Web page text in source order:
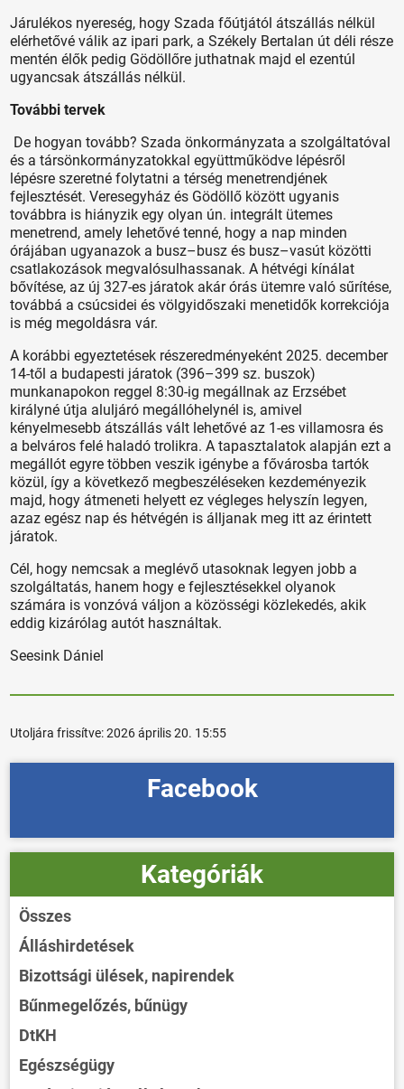
Járulékos nyereség, hogy Szada főútjától átszállás nélkül
elérhetővé válik az ipari park, a Székely Bertalan út déli része
mentén élők pedig Gödöllőre juthatnak majd el ezentúl
ugyancsak átszállás nélkül.
További tervek
De hogyan tovább? Szada önkormányzata a szolgáltatóval
és a társönkormányzatokkal együttműködve lépésről
lépésre szeretné folytatni a térség menetrendjének
fejlesztését. Veresegyház és Gödöllő között ugyanis
továbbra is hiányzik egy olyan ún. integrált ütemes
menetrend, amely lehetővé tenné, hogy a nap minden
órájában ugyanazok a busz–busz és busz–vasút közötti
csatlakozások megvalósulhassanak. A hétvégi kínálat
bővítése, az új 327-es járatok akár órás ütemre való sűrítése,
továbbá a csúcsidei és völgyidőszaki menetidők korrekciója
is még megoldásra vár.
A korábbi egyeztetések részeredményeként 2025. december
14-től a budapesti járatok (396–399 sz. buszok)
munkanapokon reggel 8:30-ig megállnak az Erzsébet
királyné útja aluljáró megállóhelynél is, amivel
kényelmesebb átszállás vált lehetővé az 1-es villamosra és
a belváros felé haladó trolikra. A tapasztalatok alapján ezt a
megállót egyre többen veszik igénybe a fővárosba tartók
közül, így a következő megbeszéléseken kezdeményezik
majd, hogy átmeneti helyett ez végleges helyszín legyen,
azaz egész nap és hétvégén is álljanak meg itt az érintett
járatok.
Cél, hogy nemcsak a meglévő utasoknak legyen jobb a
szolgáltatás, hanem hogy e fejlesztésekkel olyanok
számára is vonzóvá váljon a közösségi közlekedés, akik
eddig kizárólag autót használtak.
Seesink Dániel
Utoljára frissítve:2026 április 20. 15:55
Facebook
Kategóriák
Összes
Álláshirdetések
Bizottsági ülések, napirendek
Bűnmegelőzés, bűnügy
DtKH
Egészségügy